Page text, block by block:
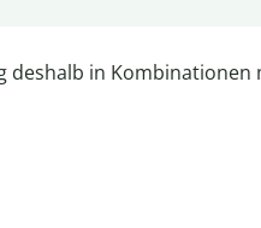
deshalb in Kombinationen